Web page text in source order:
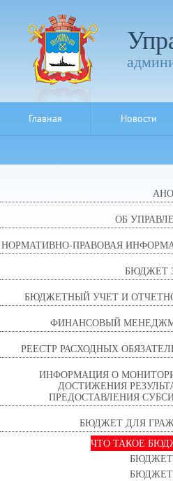
Главная Новости
ОБ
НОРМАТИВНО-ПРАВОВАЯ
БЮДЖЕТ
БЮДЖЕТНЫЙ УЧЕТ И
ФИНАНСОВЫЙ
РЕЕСТР РАСХОДНЫХ
ИНФОРМАЦИЯ О
ДОСТИЖЕНИЯ
ПРЕДОСТАВЛЕНИЯ
БЮДЖЕТ ДЛЯ
ЧТО ТАКОЕ
БЮДЖЕТ
БЮДЖЕТ